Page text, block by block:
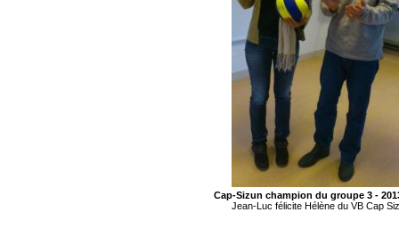
Cap-Sizun champion du groupe 3 -
Jean-Luc félicite Hélène du VB Cap